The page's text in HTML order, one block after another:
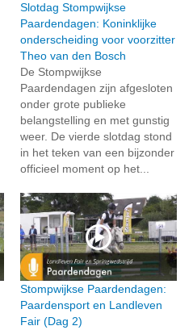
Slotdag Stompwijkse
Paardendagen: Koninklijke
onderscheiding voor voorzitter
Theo van den Bosch
De Stompwijkse
Paardendagen zijn afgesloten
onder grote publieke
belangstelling en met gunstig
weer. De vierde slotdag stond
in het teken van een bijzonder
officieel moment op het...
Stompwijkse Paardendagen:
Paardensport en Landleven
Fair (Dag 2)